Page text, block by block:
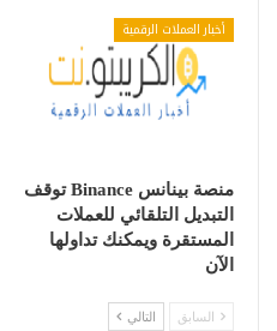
أخبار العملات الرقمية
منصة بينانس Binance توقف
التبديل التلقائي للعملات
المستقرة ويمكنك تداولها
الآن
السابق التالي